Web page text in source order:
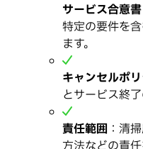
サービス合意書
特定の要件を
ます。
キャンセルポ
とサービス終
責任範囲 ：清